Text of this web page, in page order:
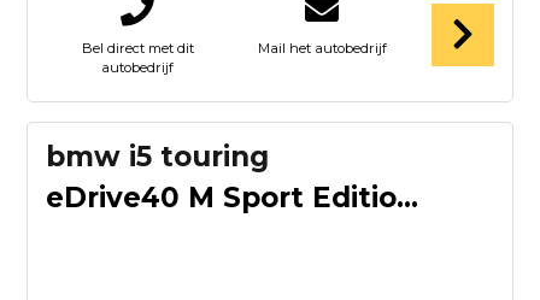
Bel direct met dit
autobedrijf
Mail het autobedrijf
bmw i5 touring
eDrive40 M Sport Edition 84 kWh M Sportpakket Pro | Innovati